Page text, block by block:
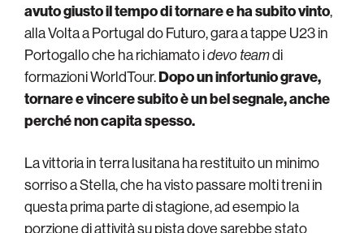
avuto giusto il tempo di tornare e ha subito vinto,
alla Volta a Portugal do Futuro, gara a tappe U23 in
Portogallo che ha richiamato idevo teamdi
formazioni WorldTour.Dopo un infortunio grave,
tornare e vincere subito è un bel segnale, anche
perché non capita spesso.
La vittoria in terra lusitana ha restituito un minimo
sorriso a Stella, che ha visto passare molti treni in
questa prima parte di stagione, ad esempio la
porzione di attività su pista dove sarebbe stato